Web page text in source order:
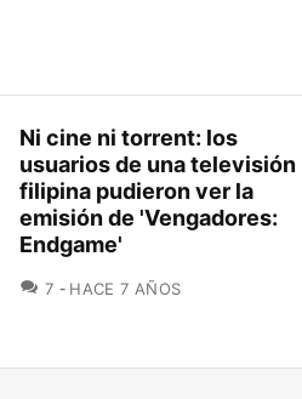
Ni cine ni torrent: los
usuarios de una televisión
filipina pudieron ver la
emisión de 'Vengadores:
Endgame'
7 COMENTARIOS
HACE 7 AÑOS